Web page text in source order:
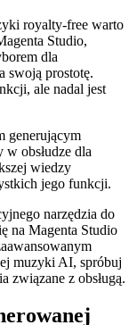
royalty-free warto
Studio,
dla
swoją prostotę.
ale nadal jest
generującym
obsłudze dla
wiedzy
jego funkcji.
narzędzia do
na Magenta Studio
muzyki AI, spróbuj
związane z obsługą.